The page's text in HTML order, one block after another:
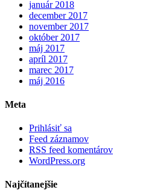
január 2018
december 2017
november 2017
október 2017
máj 2017
apríl 2017
marec 2017
máj 2016
Meta
Prihlásiť sa
Feed záznamov
RSS feed komentárov
WordPress.org
Najčítanejšie